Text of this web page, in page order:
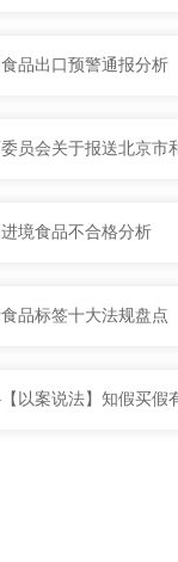
品出口预警通报分析
员会关于报送北京市
境食品不合格分析
品标签十大法规盘点
以案说法】知假买假